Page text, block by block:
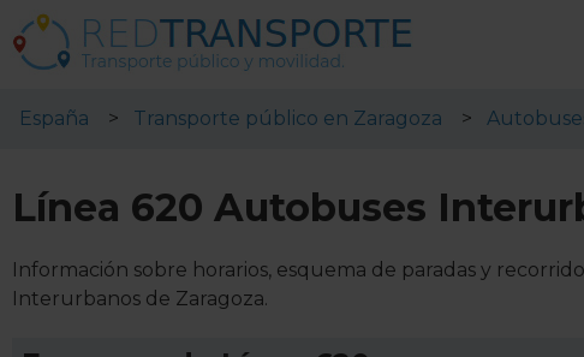
España Transporte público en Zaragoza
Línea 620 Autobuses
Información sobre horarios, esquema de paradas y
Interurbanos de Zaragoza.